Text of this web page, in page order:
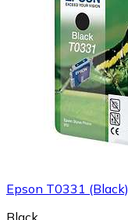
Epson T0331 (Black)